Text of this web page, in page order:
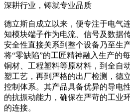
深耕行业，铸就专业品质
德立斯自成立以来，便专注于电气
知模块端子作为电流、信号及数据
安全性直接关系到整个设备乃至生
将“零缺陷”的工匠精神融入生产的
铜材、工程塑料等原材料，到全自
塑工艺，再到严格的出厂检测，德
控制体系。其产品具备优异的导电
的抗振动能力，确保在严苛的工业
的连接。